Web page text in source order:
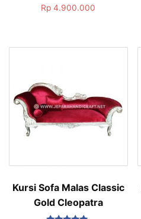
Dinilai
5.00
Rp 4.900.000
Kursi Sofa Malas Classic
Gold Cleopatra